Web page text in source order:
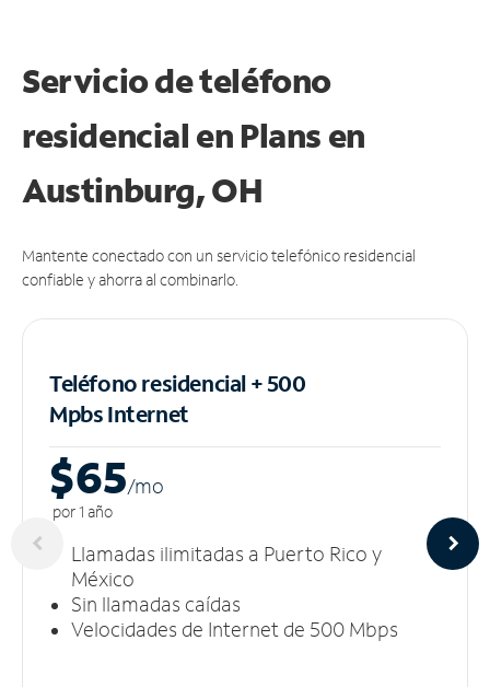
Servicio de teléfono
residencial en Plans en
Austinburg, OH
Mantente conectado con un servicio telefónico residencial
confiable y ahorra al combinarlo.
Teléfono residencial + 500
MpbsInternet
$65/mo
por 1 año
Llamadas ilimitadas a Puerto Rico y
México
Sin llamadas caídas
Velocidades de Internet de 500 Mbps